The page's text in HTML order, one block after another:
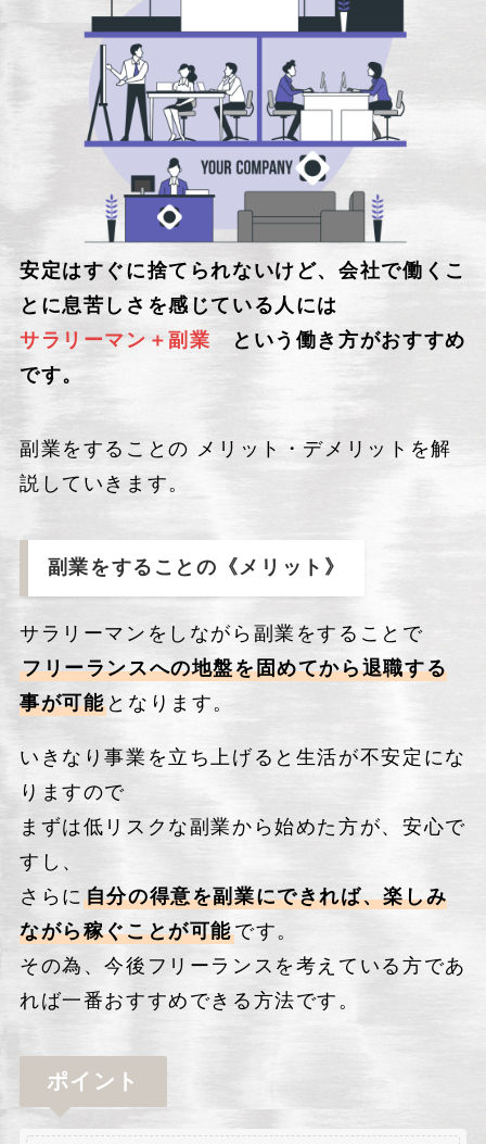
安定はすぐに捨てられないけど、会社で働くこ
とに息苦しさを感じている人には
サラリーマン＋副業
という働き方がおすすめ
です。
副業をすることの メリット・デメリットを解
説していきます。
副業をすることの《メリット 》
サラリーマンをしながら副業をすることで
フリーランスへの地盤を固めてから退職する
事が可能 となります。
いきなり事業を立ち上げると生活が不安定にな
りますので
まずは低リスクな副業から始めた方が、安心で
すし、
さらに 自分の得意を副業にできれば、楽しみ
ながら稼ぐことが可能です。
その為、今後フリーランスを考えている方であ
れば一番おすすめできる方法です。
ポイント